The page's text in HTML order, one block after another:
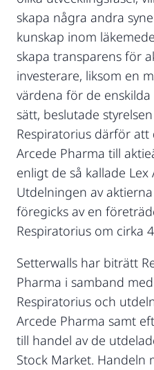
skapa några andra
kunskap inom
skapa transparens för
investerare, liksom en
värdena för de
sätt, beslutade
Respiratorius därför
Arcede Pharma till
enligt de så kallade Lex
Utdelningen av
föregicks av en
Respiratorius om cirka
Setterwalls har biträtt
Pharma i samband
Respiratorius och
Arcede Pharma samt
till handel av de
Stock Market. Handeln